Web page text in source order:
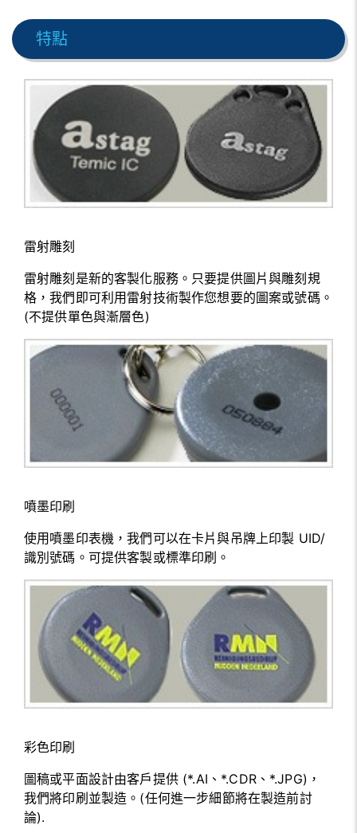
特點
雷射雕刻
雷射雕刻是新的客製化服務。只要提供圖片與雕刻規
格，我們即可利用雷射技術製作您想要的圖案或號碼。
(不提供單色與漸層色)
噴墨印刷
使用噴墨印表機，我們可以在卡片與吊牌上印製 UID/
識別號碼。可提供客製或標準印刷。
彩色印刷
圖稿或平面設計由客戶提供 (*.AI、*.CDR、*.JPG)，
我們將印刷並製造。(任何進一步細節將在製造前討
論).